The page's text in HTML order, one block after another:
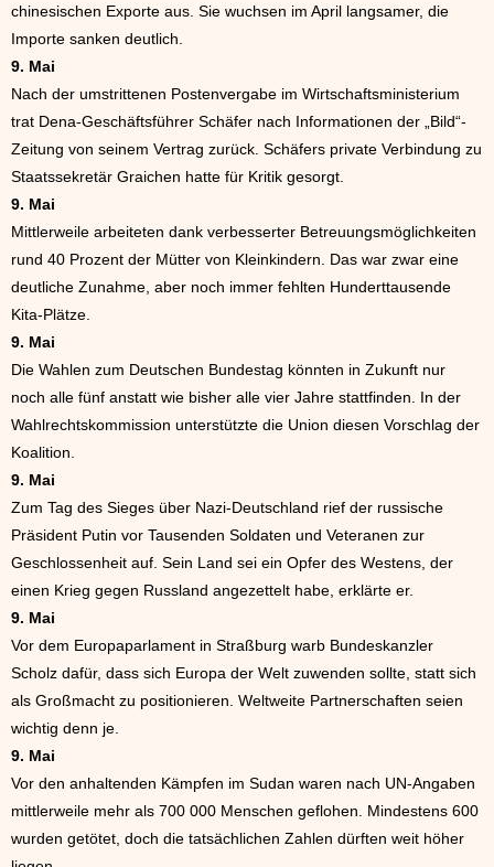
chinesischen Exporte aus. Sie wuchsen im April langsamer, die
Importe sanken deutlich.
9. Mai
Nach der umstrittenen Postenvergabe im Wirtschaftsministerium
trat Dena-Geschäftsführer Schäfer nach Informationen der „Bild“-
Zeitung von seinem Vertrag zurück. Schäfers private Verbindung zu
Staatssekretär Graichen hatte für Kritik gesorgt.
9. Mai
Mittlerweile arbeiteten dank verbesserter Betreuungsmöglichkeiten
rund 40 Prozent der Mütter von Kleinkindern. Das war zwar eine
deutliche Zunahme, aber noch immer fehlten Hunderttausende
Kita-Plätze.
9. Mai
Die Wahlen zum Deutschen Bundestag könnten in Zukunft nur
noch alle fünf anstatt wie bisher alle vier Jahre stattfinden. In der
Wahlrechtskommission unterstützte die Union diesen Vorschlag der
Koalition.
9. Mai
Zum Tag des Sieges über Nazi-Deutschland rief der russische
Präsident Putin vor Tausenden Soldaten und Veteranen zur
Geschlossenheit auf. Sein Land sei ein Opfer des Westens, der
einen Krieg gegen Russland angezettelt habe, erklärte er.
9. Mai
Vor dem Europaparlament in Straßburg warb Bundeskanzler
Scholz dafür, dass sich Europa der Welt zuwenden sollte, statt sich
als Großmacht zu positionieren. Weltweite Partnerschaften seien
wichtig denn je.
9. Mai
Vor den anhaltenden Kämpfen im Sudan waren nach UN-Angaben
mittlerweile mehr als 700 000 Menschen geflohen. Mindestens 600
wurden getötet, doch die tatsächlichen Zahlen dürften weit höher